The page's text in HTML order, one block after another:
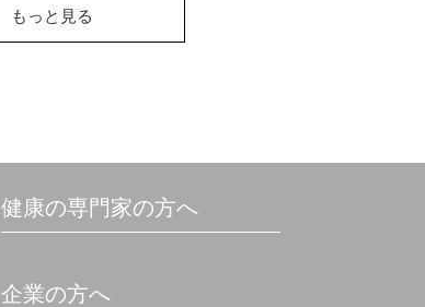
もっと見る
健康の専門家の方へ
企業の方へ